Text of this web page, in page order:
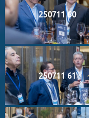
250711 60
250711 61